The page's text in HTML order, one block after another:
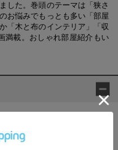
した。巻頭のテーマは「狭さ
お悩みでもっとも多い「部屋
「木と布のインテリア」「収
満載。おしゃれ部屋紹介もい